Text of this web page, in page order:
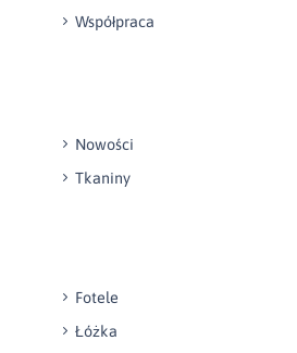
Współpraca
Nowości
Tkaniny
Fotele
Łóżka